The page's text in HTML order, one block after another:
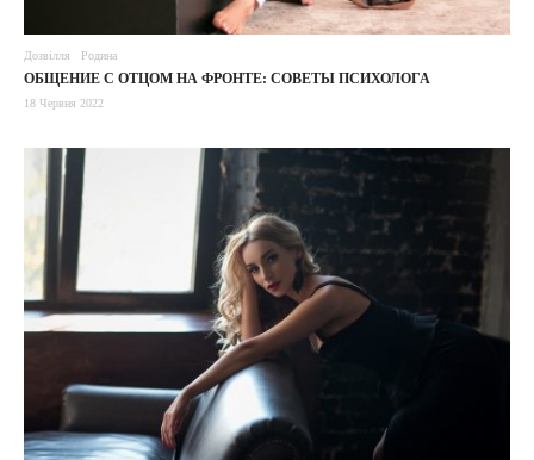
Дозвілля Родина
ОБЩЕНИЕ С ОТЦОМ НА ФРОНТЕ: СОВЕТЫ ПСИХОЛОГА
18 Червня 2022